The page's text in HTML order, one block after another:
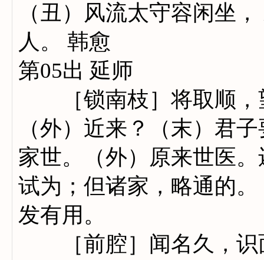
（丑）风流太守容闲坐
人。 韩愈
第05出 延师
［锁南枝］将取顺，
（外）近来？（末）君
家世。（外）原来世医
试为；但诸家，略通的
发有用。
［前腔］闻名久，识